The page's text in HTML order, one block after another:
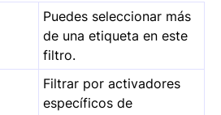
Puedes seleccionar más
de una etiqueta en este
filtro.
Filtrar por activadores
específicos de